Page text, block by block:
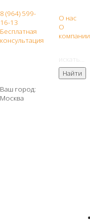
8 (964) 599-
16-13
Бесплатная
консультация
Ваш город:
Москва
О нас
О
компании